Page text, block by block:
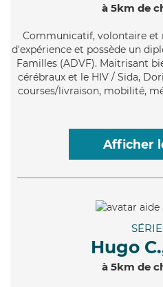
à 5km de
Communicatif, volontaire et
d'expérience et possède un
Familles (ADVF). Maitrisant
cérébraux et le HIV / Sida,
courses/livraison, mobilité,
Afficher
Hugo
à 5km de